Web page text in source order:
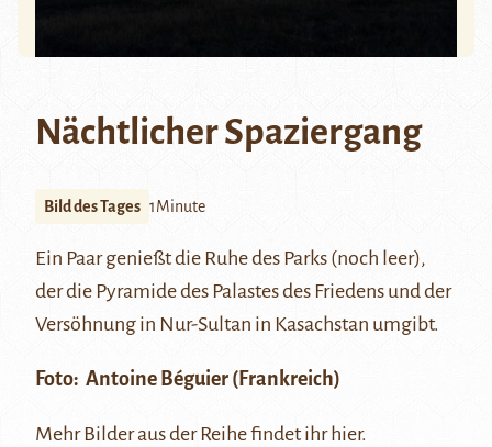
Nächtlicher Spaziergang
Bild des Tages 1Minute
Ein Paar genießt die Ruhe des Parks (noch leer),
der die Pyramide des Palastes des Friedens und der
Versöhnung in Nur-Sultan in Kasachstan umgibt.
Foto: Antoine Béguier (Frankreich)
Mehr Bilder aus der Reihe findet ihrhier.